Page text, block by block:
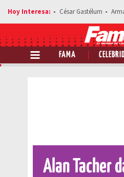
César Gastélum
FAMA
Alan Tacher